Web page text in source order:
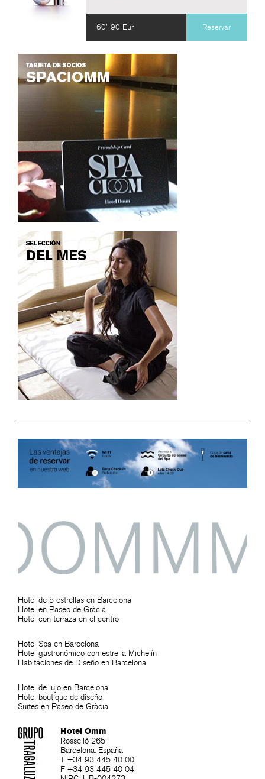
60'-90 Eur Reservar
Hotel de 5 estrellas en Barcelona
Hotel en Paseo de Gràcia
Hotel con terraza en el centro
Hotel Spa en Barcelona
Hotel gastronómico con estrella Michelín
Habitaciones de Diseño en Barcelona
Hotel de lujo en Barcelona
Hotel boutique de diseño
Suites en Paseo de Gràcia
Hotel Omm
Rosselló 265
Barcelona. España
T +34 93 445 40 00
F +34 93 445 40 04